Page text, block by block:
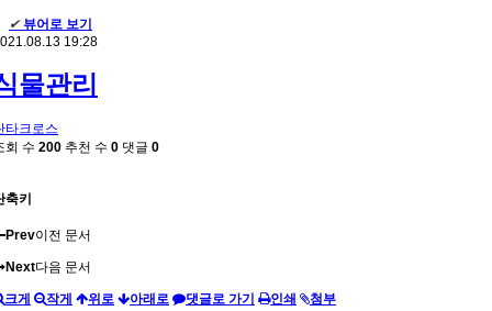
✔ 뷰어로 보기
19:28
물관리
타크로스
회 수 200 추천 수 0 댓글 0
축키
Prev이전 문서
Next다음 문서
크게 작게 위로 아래로 댓글로 가기 인쇄 첨부